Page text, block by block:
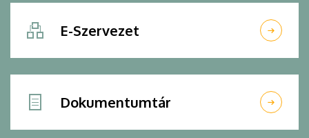
E-Szervezet
Dokumentumtár